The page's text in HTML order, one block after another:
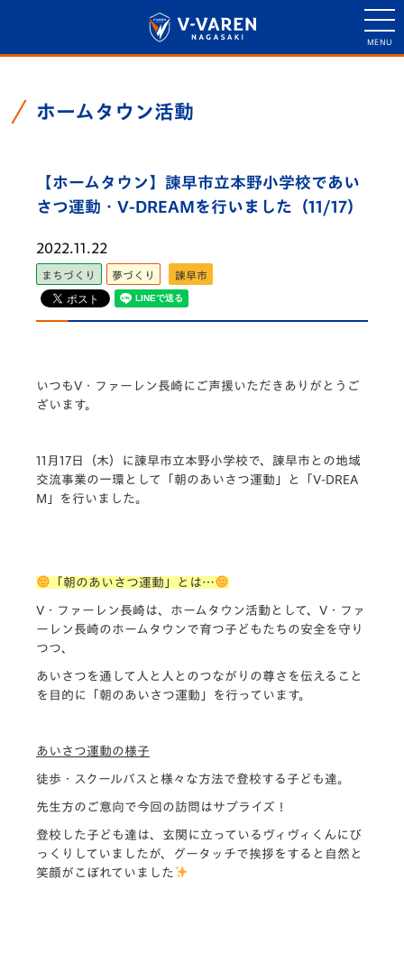
ホームタウン活動
【ホームタウン】諫早市立本野小学校であい
さつ運動・V-DREAMを行いました（11/17）
2022.11.22
まちづくり 夢づくり 諫早市
いつもV・ファーレン長崎にご声援いただきありがとうご
ざいます。
11月17日（木）に諫早市立本野小学校で、諫早市との地域
交流事業の一環として
「朝のあいさつ運動」 と
「V-DREA
M」
を行いました。
「朝のあいさつ運動」とは…
V・ファーレン長崎は、ホームタウン活動として、V・ファ
ーレン長崎のホームタウンで育つ子どもたちの安全を守り
つつ、
あいさつを通して人と人とのつながりの尊さを伝えること
を目的に
「朝のあいさつ運動」 を行っています。
あいさつ運動の様子
徒歩・スクールバスと様々な方法で登校する子ども達。
先生方のご意向で今回の訪問はサプライズ！
登校した子ども達は、玄関に立っているヴィヴィくんにび
っくりしていましたが、グータッチで挨拶をすると自然と
笑顔がこぼれていました